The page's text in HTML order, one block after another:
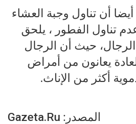
أن تناول وجبة العشاء
تناول الفطور ، يلحق
حيث أن الرجال
يعانون من أمراض
أكثر من الإناث.
المصدر: Gazeta.Ru